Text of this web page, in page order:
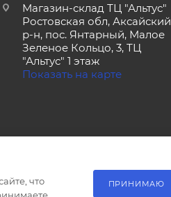
Магазин-склад ТЦ "Альтус"
Ростовская обл, Аксайский
р-н, пос. Янтарный, Малое
Зеленое Кольцо, 3, ТЦ
"Альтус" 1 этаж
Показать на карте
что
ПРИНИМАЮ